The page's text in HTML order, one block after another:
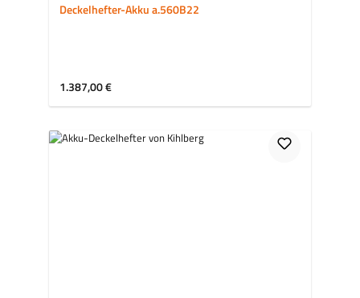
Deckelhefter-Akku a.560B22
Regulärer Preis:
1.387,00 €